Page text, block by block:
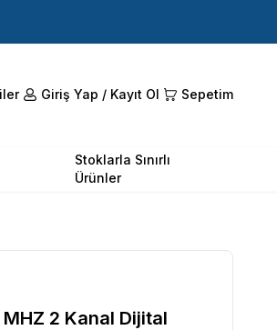
Giriş Yap / Kayıt Ol Sepetim
Stoklarla Sınırlı
Ürünler
2 Kanal Dijital